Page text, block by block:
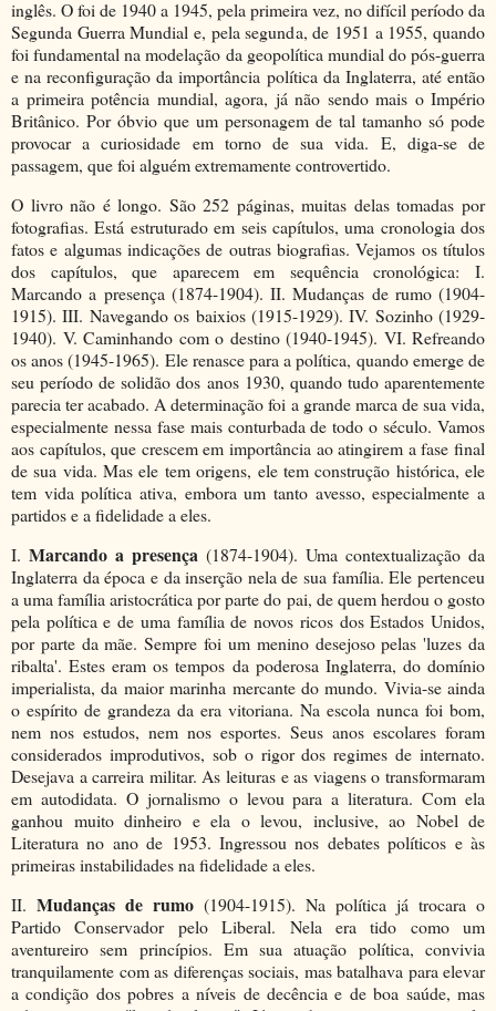
inglês. O foi de 1940 a 1945, pela primeira vez, no difícil período da
Segunda Guerra Mundial e, pela segunda, de 1951 a 1955, quando
foi fundamental na modelação da geopolítica mundial do pós-guerra
e na reconfiguração da importância política da Inglaterra, até então
a primeira potência mundial, agora, já não sendo mais o Império
Britânico. Por óbvio que um personagem de tal tamanho só pode
provocar a curiosidade em torno de sua vida. E, diga-se de
passagem, que foi alguém extremamente controvertido.
O livro não é longo. São 252 páginas, muitas delas tomadas por
fotografias. Está estruturado em seis capítulos, uma cronologia dos
fatos e algumas indicações de outras biografias. Vejamos os títulos
dos capítulos, que aparecem em sequência cronológica: I.
Marcando a presença (1874-1904). II. Mudanças de rumo (1904-
1915). III. Navegando os baixios (1915-1929). IV. Sozinho (1929-
1940). V. Caminhando com o destino (1940-1945). VI. Refreando
os anos (1945-1965). Ele renasce para a política, quando emerge de
seu período de solidão dos anos 1930, quando tudo aparentemente
parecia ter acabado. A determinação foi a grande marca de sua vida,
especialmente nessa fase mais conturbada de todo o século. Vamos
aos capítulos, que crescem em importância ao atingirem a fase final
de sua vida. Mas ele tem origens, ele tem construção histórica, ele
tem vida política ativa, embora um tanto avesso, especialmente a
partidos e a fidelidade a eles.
I. Marcando a presença (1874-1904). Uma contextualização da
Inglaterra da época e da inserção nela de sua família. Ele pertenceu
a uma família aristocrática por parte do pai, de quem herdou o gosto
pela política e de uma família de novos ricos dos Estados Unidos,
por parte da mãe. Sempre foi um menino desejoso pelas 'luzes da
ribalta'. Estes eram os tempos da poderosa Inglaterra, do domínio
imperialista, da maior marinha mercante do mundo. Vivia-se ainda
o espírito de grandeza da era vitoriana. Na escola nunca foi bom,
nem nos estudos, nem nos esportes. Seus anos escolares foram
considerados improdutivos, sob o rigor dos regimes de internato.
Desejava a carreira militar. As leituras e as viagens o transformaram
em autodidata. O jornalismo o levou para a literatura. Com ela
ganhou muito dinheiro e ela o levou, inclusive, ao Nobel de
Literatura no ano de 1953. Ingressou nos debates políticos e às
primeiras instabilidades na fidelidade a eles.
II. Mudanças de rumo (1904-1915). Na política já trocara o
Partido Conservador pelo Liberal. Nela era tido como um
aventureiro sem princípios. Em sua atuação política, convivia
tranquilamente com as diferenças sociais, mas batalhava para elevar
a condição dos pobres a níveis de decência e de boa saúde, mas